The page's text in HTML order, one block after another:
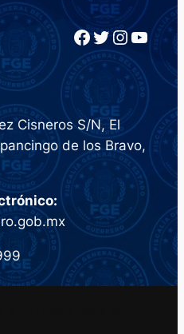
Facebook Twitter InstagramYouTube
Cisneros S/N, El
de los Bravo,